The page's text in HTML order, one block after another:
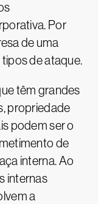
Por
de uma
de ataque.
têm grandes
propriedade
podem ser o
de
interna. Ao
internas
a